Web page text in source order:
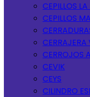
CEPILLOS
CEPILLOS
CERRAJERA
CERROJOS
CEVIK
CEYS
CILINDRO